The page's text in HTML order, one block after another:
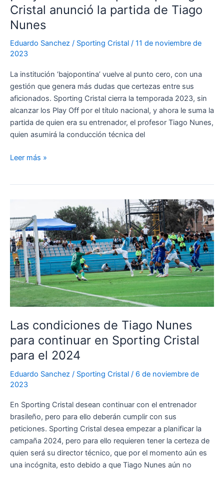
Cristal anunció la partida de Tiago
Nunes
Eduardo Sanchez / Sporting Cristal / 11 de noviembre de
2023
La institución ‘bajopontina’ vuelve al punto cero, con una
gestión que genera más dudas que certezas entre sus
aficionados. Sporting Cristal cierra la temporada 2023, sin
alcanzar los Play Off por el título nacional, y ahora le suma la
partida de quien era su entrenador, el profesor Tiago Nunes,
quien asumirá la conducción técnica del
¡Proyecto
la
partida
de
Tiago
Nunes
Leer más »
Las condiciones de Tiago Nunes
para continuar en Sporting Cristal
para el 2024
Eduardo Sanchez / Sporting Cristal / 6 de noviembre de
2023
En Sporting Cristal desean continuar con el entrenador
brasileño, pero para ello deberán cumplir con sus
peticiones. Sporting Cristal desea empezar a planificar la
campaña 2024, pero para ello requieren tener la certeza de
quien será su director técnico, que por el momento aún es
una incógnita, esto debido a que Tiago Nunes aún no